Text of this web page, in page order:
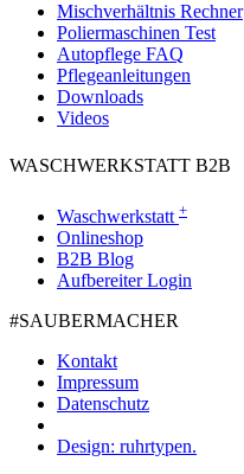
Mischverhältnis Rechner
Poliermaschinen Test
Autopflege FAQ
Pflegeanleitungen
Downloads
Videos
WASCHWERKSTATT B2B
Waschwerkstatt +
Onlineshop
B2B Blog
Aufbereiter Login
#SAUBER­MACHER
Kontakt
Impressum
Datenschutz
Design: ruhrtypen.